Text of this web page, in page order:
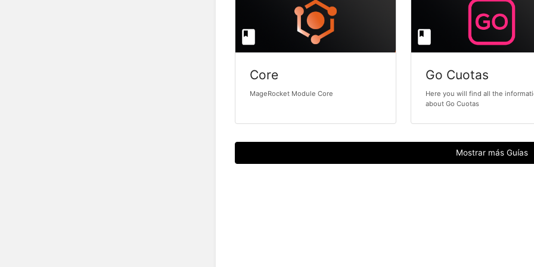
Core
MageRocket Module Core
Go Cuotas
Here you will find all the
about Go Cuotas
Mostrar más Guías